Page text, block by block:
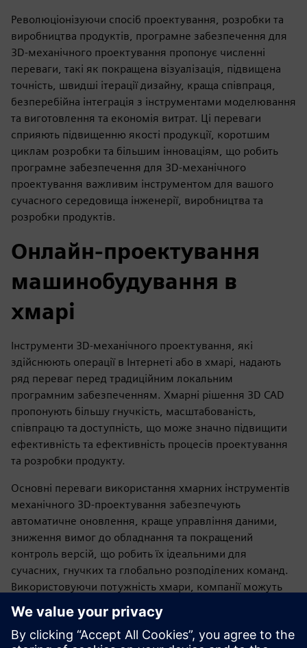
Революціонізуючи спосіб проектування, розробки та
виробництва продуктів, програмне забезпечення для
3D-механічного проектування пропонує численні
переваги, такі як покращена візуалізація, підвищена
точність, швидші ітерації дизайну, краща співпраця,
безперебійна інтеграція з інструментами моделювання
та виготовлення та економія витрат. Ці переваги
сприяють підвищенню якості продукції, коротшим
циклам розробки та більшим інноваціям, що робить
програмне забезпечення для 3D-механічного
проектування важливим інструментом для вашого
сучасного середовища інженерії, виробництва та
розробки продуктів.
Онлайн-проектування
машинобудування в
хмарі
Інструменти 3D-механічного проектування, які
здійснюють операції в Інтернеті або в хмарі, надають
ряд переваг перед традиційним локальним
програмним забезпеченням. Хмарні рішення 3D CAD
пропонують більшу гнучкість, масштабованість,
співпрацю та доступність, що може значно підвищити
ефективність та ефективність процесів проектування
та розробки продукту.
Основні переваги використання хмарних інструментів
механічного 3D-проектування забезпечують
автоматичне оновлення, краще управління даними,
зниження вимог до обладнання та покращений
контроль версій, що робить їх ідеальними для
сучасних, гнучких та глобально розподілених команд.
Використовуючи потужність хмари, компанії можуть
прискорити свої процеси проектування, покращити
інновації, зменшити витрати та залишатися
конкурентоспроможними у все більш цифровому та